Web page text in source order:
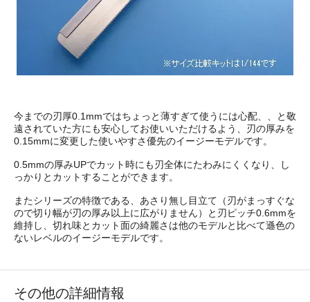
今までの刃厚0.1mmではちょっと薄すぎて使うには心配、、と敬
遠されていた方にも安心してお使いいただけるよう、刃の厚みを
0.15mmに変更した使いやすさ優先のイージーモデルです。
0.5mmの厚みUPでカット時にも刃全体にたわみにくくなり、し
っかりとカットすることができます。
またシリーズの特徴である、あさり無し目立て（刃がまっすぐな
ので切り幅が刃の厚み以上に広がりません）と刃ピッチ0.6mmを
維持し、切れ味とカット面の綺麗さは他のモデルと比べて遜色の
ないレベルのイージーモデルです。
その他の詳細情報